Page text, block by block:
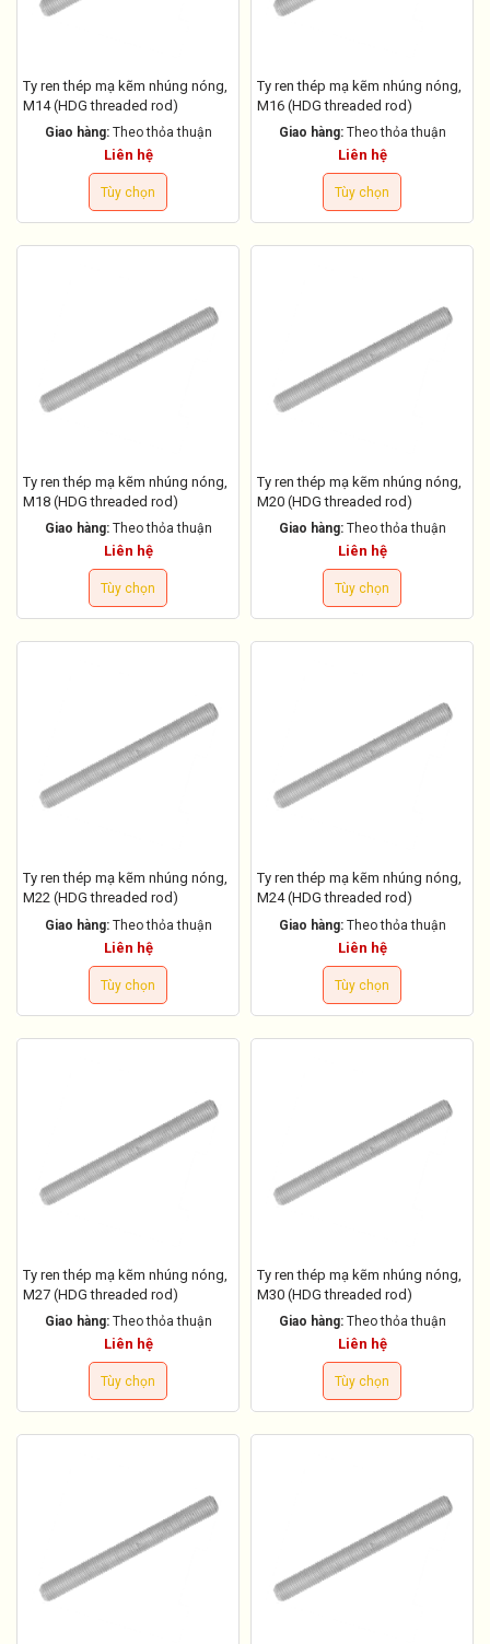
Ty ren thép mạ kẽm nhúng nóng,
M14 (HDG threaded rod)
Giao hàng: Theo thỏa thuận
Liên hệ
Tùy chọn
Ty ren thép mạ kẽm nhúng nóng,
M16 (HDG threaded rod)
Giao hàng: Theo thỏa thuận
Liên hệ
Tùy chọn
Ty ren thép mạ kẽm nhúng nóng,
M18 (HDG threaded rod)
Giao hàng: Theo thỏa thuận
Liên hệ
Tùy chọn
Ty ren thép mạ kẽm nhúng nóng,
M20 (HDG threaded rod)
Giao hàng: Theo thỏa thuận
Liên hệ
Tùy chọn
Ty ren thép mạ kẽm nhúng nóng,
M22 (HDG threaded rod)
Giao hàng: Theo thỏa thuận
Liên hệ
Tùy chọn
Ty ren thép mạ kẽm nhúng nóng,
M24 (HDG threaded rod)
Giao hàng: Theo thỏa thuận
Liên hệ
Tùy chọn
Ty ren thép mạ kẽm nhúng nóng,
M27 (HDG threaded rod)
Giao hàng: Theo thỏa thuận
Liên hệ
Tùy chọn
Ty ren thép mạ kẽm nhúng nóng,
M30 (HDG threaded rod)
Giao hàng: Theo thỏa thuận
Liên hệ
Tùy chọn